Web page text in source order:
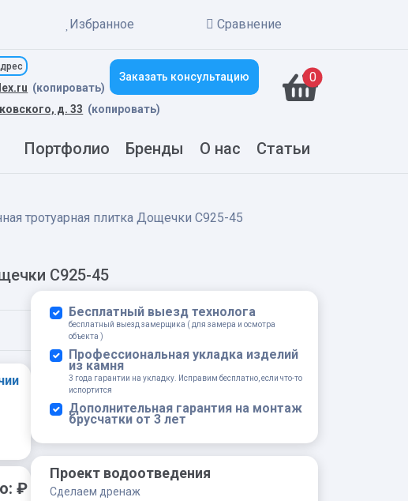
Избранное Сравнение
(копировать)
Заказать консультацию
д. 33 (копировать)
0New alerts
Портфолио Бренды О нас Статьи
тротуарная плитка Дощечки С925-45
С925-45
₽
Бесплатный выезд технолога
бесплатный выезд замерщика ( для замера и осмотра
объекта )
Профессиональная укладка изделий
из камня
3 года гарантии на укладку. Исправим бесплатно, если что-то
испортится
Дополнительная гарантия на монтаж
брусчатки от 3 лет
Проект водоотведения
Сделаем дренаж